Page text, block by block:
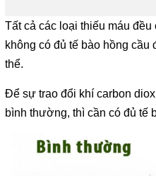
Tất cả các loại thiếu máu
không có đủ tế bào hồng
thể.
Để sự trao đổi khí carbon
bình thường, thì cần có đủ tế